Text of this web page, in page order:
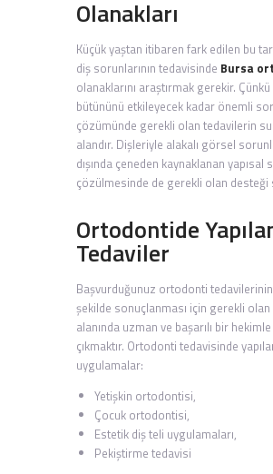
Olanakları
Küçük yaştan itibaren fark edilen bu
diş sorunlarının tedavisinde Bursa
olanaklarını araştırmak gerekir. Çünkü
bütününü etkileyecek kadar önemli
çözümünde gerekli olan tedavilerin
alandır. Dişleriyle alakalı görsel
dışında çeneden kaynaklanan yapısal
çözülmesinde de gerekli olan desteği
Ortodontide
Tedaviler
Başvurduğunuz ortodonti tedavilerinin
şekilde sonuçlanması için gerekli
alanında uzman ve başarılı bir
çıkmaktır. Ortodonti tedavisinde
uygulamalar:
Yetişkin ortodontisi,
Çocuk ortodontisi,
Estetik diş teli uygulamaları,
Pekiştirme tedavisi